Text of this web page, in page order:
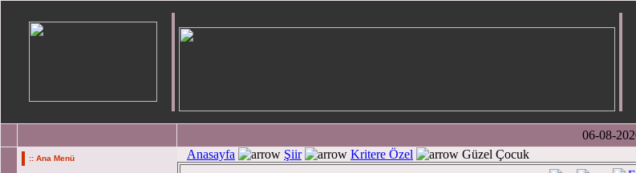
06-08-
:: Ana Menü Anasayfa Şiir Kritere Özel Güzel Çocuk